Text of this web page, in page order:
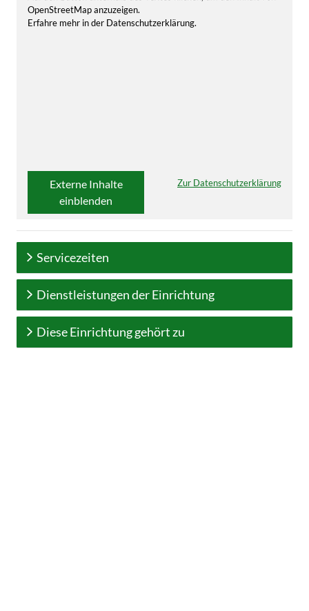
OpenStreetMap anzuzeigen.
Erfahre mehr in der Datenschutzerklärung.
Externe Inhalte
einblenden
Zur Datenschutzerklärung
Servicezeiten
Dienstleistungen der Einrichtung
Diese Einrichtung gehört zu